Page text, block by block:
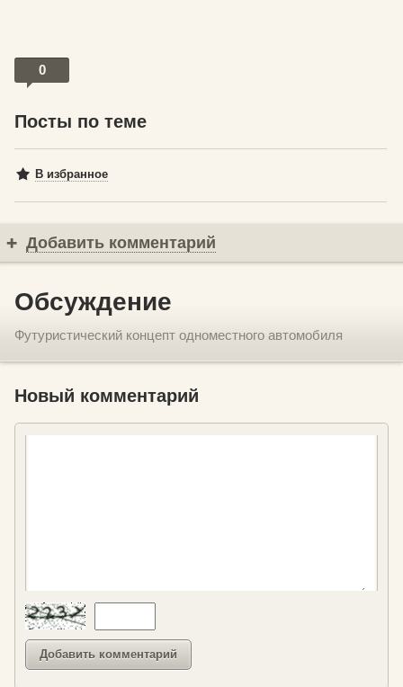
0
Посты по теме
В избранное
Добавить комментарий
Обсуждение
Футуристический концепт одноместного автомобиля
Новый комментарий